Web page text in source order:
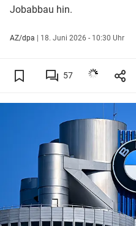
Jobabbau hin.
AZ/dpa | 18. Juni 2026 - 10:30 Uhr
57